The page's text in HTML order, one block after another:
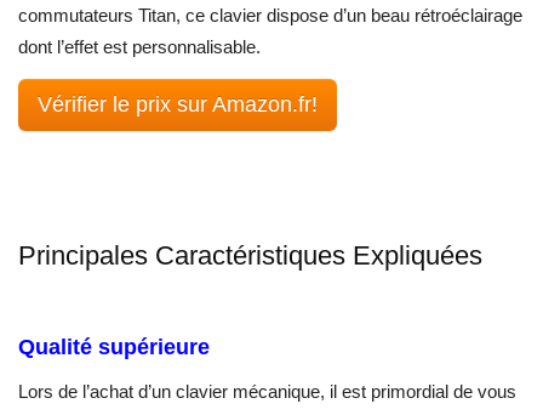
commutateurs Titan, ce clavier dispose d’un beau rétroéclairage
dont l’effet est personnalisable.
Vérifier le prix sur Amazon.fr!
Principales Caractéristiques Expliquées
Qualité supérieure
Lors de l’achat d’un clavier mécanique, il est primordial de vous